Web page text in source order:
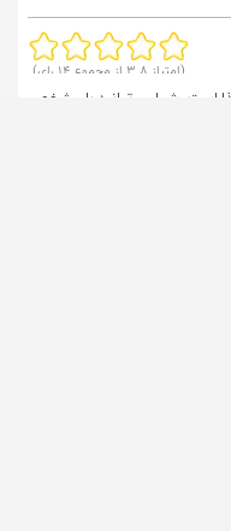
(امتیاز 3.8 از مجموع14 رای)
است. شما می‌توانید با مشخص